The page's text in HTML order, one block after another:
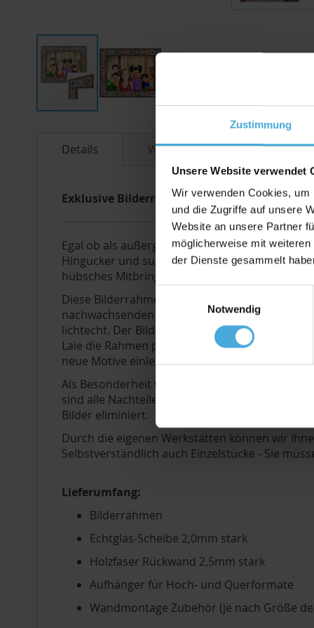
Zustimmung
Unsere Website verwendet
Wir verwenden Cookies,
und die Zugriffe auf unsere
Website an unsere Partner
möglicherweise mit
der Dienste gesammelt
Notwendig
Details
Exklusive Bilderrahmen (Wechselrahmen)
Egal ob als außergewöhnliche Einzelstücke
Hingucker und suchen Ihresgleichen.
hübsches Mitbringsel. Für jeden Anlass ist etwas
Diese Bilderrahmen werden in Handarbeit nur
nachwachsenden Baumbeständen. Für diese
lichtecht. Der Bilderrahmen wird als
Laie die Rahmen problemlos öffnen, sein Bild
neue Motive einlegen können.
Als Besonderheit werden alle Rahmen dieser
sind alle Nachteile von Kunststoffgläsern, wie
Bilder eliminiert.
Durch die eigenen Werkstätten können wir
Selbstverständlich auch Einzelstücke - Sie
Lieferumfang:
Bilderrahmen
Echtglas-Scheibe 2,0mm stark
Holzfaser Rückwand 2,5mm stark
Aufhänger für Hoch- und Querformate
Wandmontage Zubehör (je nach Größe
Weitere Informationen